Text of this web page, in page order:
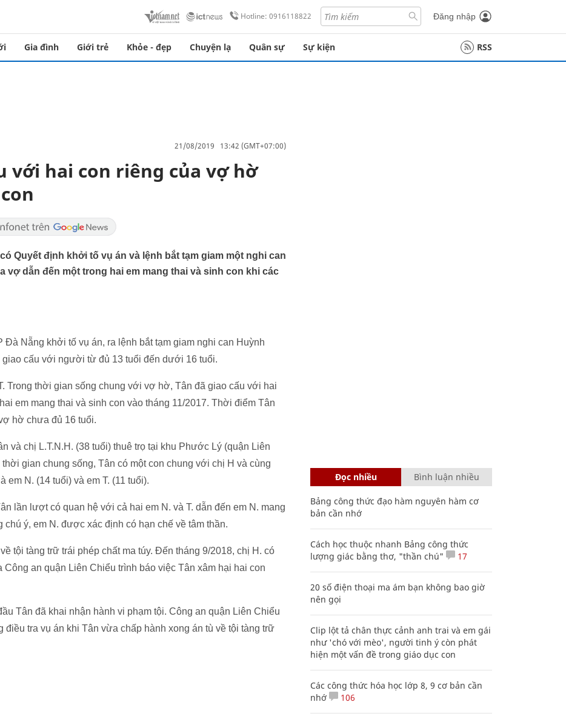
Hotline: 0916118822 Đăng nhập
Gia đình Giới trẻ Khỏe - đẹp Chuyện lạ Quân sự Sự kiện RSS
21/08/2019 13:42 (GMT+07:00)
với hai con riêng của vợ hờ
Quyết định khởi tố vụ án và lệnh bắt tạm giam một nghi can
vợ dẫn đến một trong hai em mang thai và sinh con khi các
Đà Nẵng khởi tố vụ án, ra lệnh bắt tạm giam nghi can Huỳnh
giao cấu với người từ đủ 13 tuổi đến dưới 16 tuổi.
Trong thời gian sống chung với vợ hờ, Tân đã giao cấu với hai
em mang thai và sinh con vào tháng 11/2017. Thời điểm Tân
hờ chưa đủ 16 tuổi.
và chị L.T.N.H. (38 tuổi) thuê trọ tại khu Phước Lý (quận Liên
gian chung sống, Tân có một con chung với chị H và cùng
em N. (14 tuổi) và em T. (11 tuổi).
lần lượt có quan hệ với cả hai em N. và T. dẫn đến em N. mang
ý, em N. được xác định có hạn chế về tâm thần.
tội tàng trữ trái phép chất ma túy. Đến tháng 9/2018, chị H. có
an quận Liên Chiểu trình báo việc Tân xâm hại hai con
Tân đã khai nhận hành vi phạm tội. Công an quận Liên Chiểu
tra vụ án khi Tân vừa chấp hành xong án tù về tội tàng trữ
Đọc nhiều Bình luận nhiều
Bảng công thức đạo hàm nguyên hàm cơ
bản cần nhớ
Cách học thuộc nhanh Bảng công thức
lượng giác bằng thơ, "thần chú"
17
20 số điện thoại ma ám bạn không bao giờ
nên gọi
Clip lột tả chân thực cảnh anh trai và em gái
như 'chó với mèo', người tinh ý còn phát
hiện một vấn đề trong giáo dục con
Các công thức hóa học lớp 8, 9 cơ bản cần
nhớ
106